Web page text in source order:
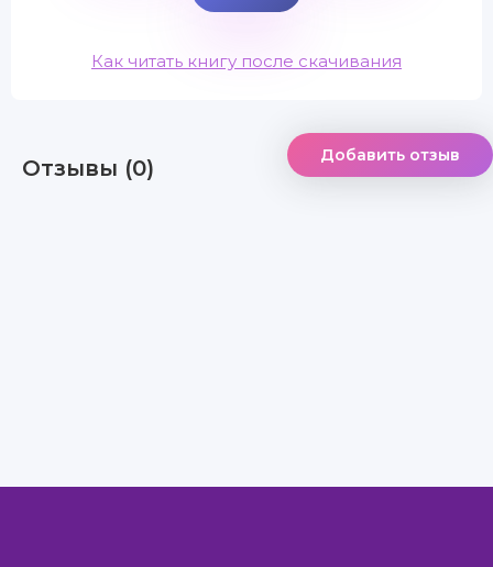
Как читать книгу после скачивания
Отзывы (0) Добавить отзыв